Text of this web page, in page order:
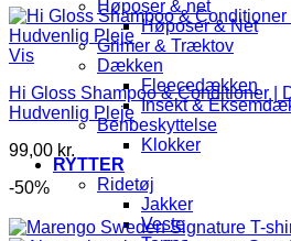
Høposer & net
Høposer & Net
Grimer & Træktov
Dækken
Fleecedækken
Insekt &
Benbeskyttelse
Klokker
RYTTER
Ridetøj
Jakker
Veste
Vis
Hi Gloss Shampoo & Conditioner |
Hudvenlig Pleje
99,00 kr.
-50%